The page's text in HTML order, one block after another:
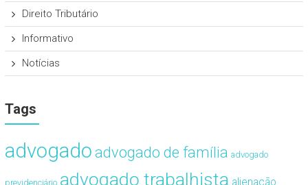
Direito Tributário
Informativo
Notícias
Tags
advogado advogado de família advogado
previdenciário advogado trabalhista alienação